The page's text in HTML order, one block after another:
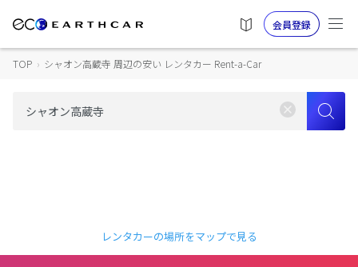
会員登録
TOP › シャオン高蔵寺 周辺の安い レンタカー Rent-a-Car
レンタカーの場所をマップで見る